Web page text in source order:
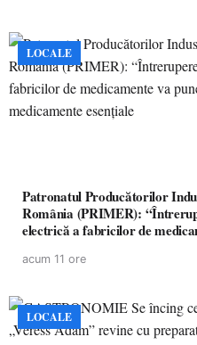
LOCALE
Patronatul Producătorilor
România (PRIMER):
electrică a fabricilor de
acum 11 ore
LOCALE